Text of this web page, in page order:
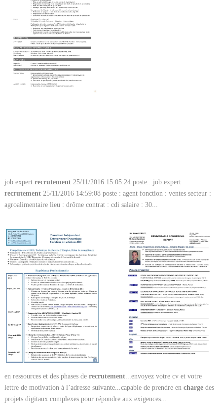
job expert recrutement25/11/2016 15:05:24 poste...job expert
recrutement25/11/2016 14:59:08 poste : agent fonction : ventes secteur :
agroalimentaire lieu : drôme contrat : cdi salaire : 30...
en ressources et des phases de recrutement...envoyez votre cv et votre
lettre de motivation à l’adresse suivante...capable de prendre en chargedes
projets digitaux complexes pour répondre aux exigences...